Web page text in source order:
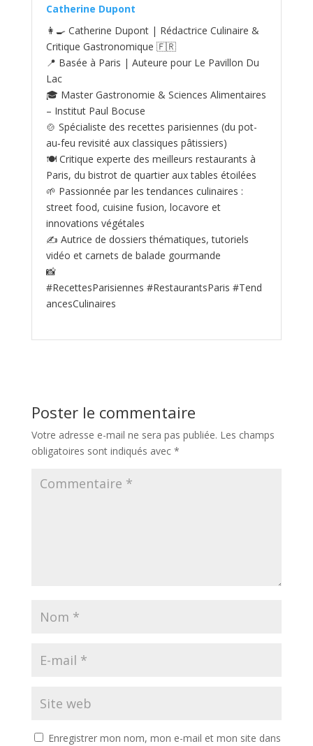
Catherine Dupont
👩‍🍳 Catherine Dupont | Rédactrice Culinaire &
Critique Gastronomique 🇫🇷
📍 Basée à Paris | Auteure pour Le Pavillon Du
Lac
🎓 Master Gastronomie & Sciences Alimentaires
– Institut Paul Bocuse
🍲 Spécialiste des recettes parisiennes (du pot-
au‑feu revisité aux classiques pâtissiers)
🍽️ Critique experte des meilleurs restaurants à
Paris, du bistrot de quartier aux tables étoilées
🌱 Passionnée par les tendances culinaires :
street food, cuisine fusion, locavore et
innovations végétales
✍️ Autrice de dossiers thématiques, tutoriels
vidéo et carnets de balade gourmande
📸
#RecettesParisiennes #RestaurantsParis #Tend
ancesCulinaires
Poster le commentaire
Votre adresse e-mail ne sera pas publiée. Les champs
obligatoires sont indiqués avec *
Enregistrer mon nom, mon e-mail et mon site dans